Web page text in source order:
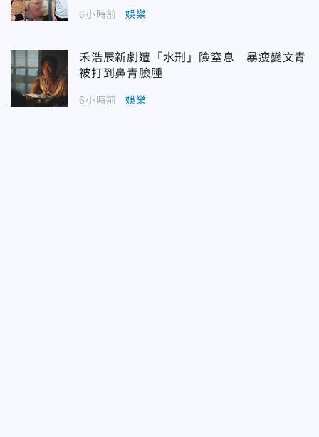
6小時前 娛樂
禾浩辰新劇遭「水刑」險窒息 暴瘦變文青
被打到鼻青臉腫
6小時前 娛樂